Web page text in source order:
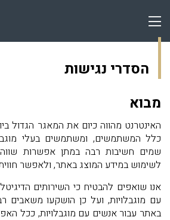
הסדרי נגישות
מבוא
האינטרנט מהווה כיום את המאגר הגדול
כלל המשתמשים, ומשתמשים בעלי
שמים חשיבות רבה במתן אפשרות
לשימוש במידע המוצג באתר, ולאפשר
אנו שואפים להבטיח כי השירותים
עם מוגבלויות, ועל כן הושקעו
באתר עבור אנשים עם מוגבלויות, ככל